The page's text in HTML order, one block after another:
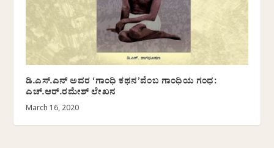
ಡಿ.ಎಸ್.ಎನ್ ಅವರ ‘ಗಾಂಧಿ ಕಥನ’ವೆಂಬ ಗಾಂಧಿಯ ಗಂಧ:
ಎಚ್.ಆರ್.ರಮೇಶ್ ಲೇಖನ
March 16, 2020